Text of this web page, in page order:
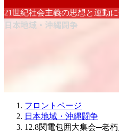
21世紀社会主義の思想と運動
日本地域・沖縄闘争
フロントページ
日本地域・沖縄闘争
12.8関電包囲大集会─老